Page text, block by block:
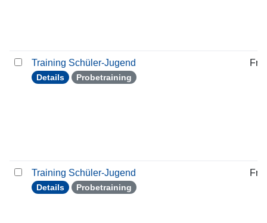
Training Schüler-Jugend
Details Probetraining
Training Schüler-Jugend
Details Probetraining